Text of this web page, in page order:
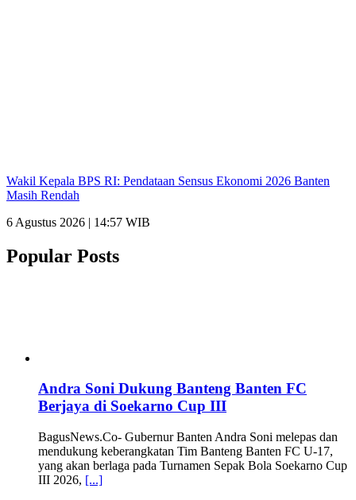
Wakil Kepala BPS RI: Pendataan Sensus Ekonomi 2026 Banten
Masih Rendah
6 Agustus 2026 | 14:57 WIB
Popular Posts
Andra Soni Dukung Banteng Banten FC
Berjaya di Soekarno Cup III
BagusNews.Co- Gubernur Banten Andra Soni melepas dan
mendukung keberangkatan Tim Banteng Banten FC U-17,
yang akan berlaga pada Turnamen Sepak Bola Soekarno Cup
III 2026, [...]